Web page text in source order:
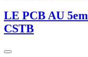
LE PCB AU
CSTB